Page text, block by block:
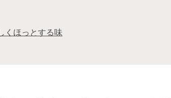
くほっとする味